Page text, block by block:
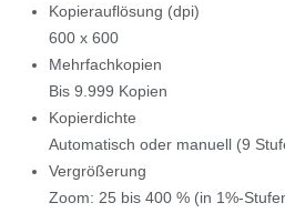
Kopierauflösung (dpi)
600 x 600
Mehrfachkopien
Bis 9.999 Kopien
Kopierdichte
Automatisch oder manuell (9
Vergrößerung
Zoom: 25 bis 400 % (in 1%-